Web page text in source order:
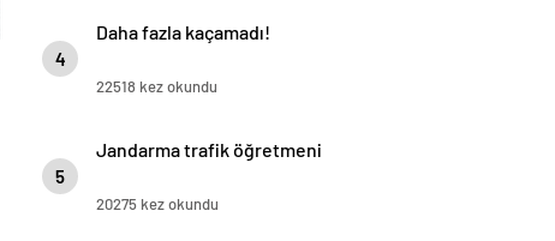
4
Daha fazla kaçamadı!
22518 kez okundu
5
Jandarma trafik öğretmeni
20275 kez okundu